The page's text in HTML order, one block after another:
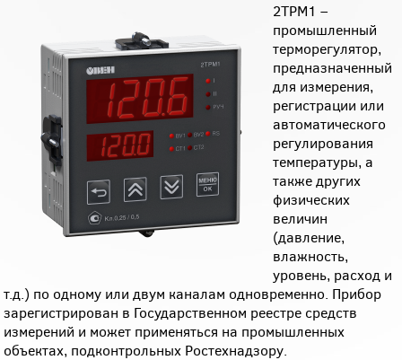
2ТРМ1 –
промышленный
терморегулятор,
предназначенный
для измерения,
регистрации или
автоматического
регулирования
температуры, а
также других
физических
величин
(давление,
влажность,
уровень, расход и
т.д.) по одному или двум каналам одновременно. Прибор
зарегистрирован в Государственном реестре средств
измерений и может применяться на промышленных
объектах, подконтрольных Ростехнадзору.